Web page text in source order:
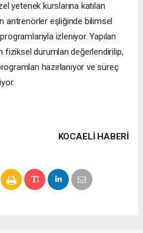
yetenek kurslarına katılan
antrenörler eşliğinde bilimsel
izleniyor. Yapılan
durumları değerlendirilip,
hazırlanıyor ve süreç
KOCAELI HABERİ